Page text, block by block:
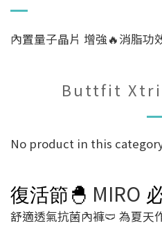
內置量子晶片 增強🔥消脂功
Buttfit
No product in this
復活節🐣 MIRO
舒適透氣抗菌內褲🩲 為夏天